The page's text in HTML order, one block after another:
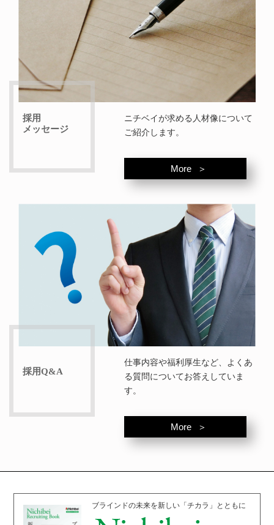
採用
メッセージ
ニチベイが求める人材像について
ご紹介します。
More
採用Q&A
仕事内容や福利厚生など、よくあ
る質問についてお答えしていま
す。
More
ブラインドの未来を新しい「チカラ」とともに